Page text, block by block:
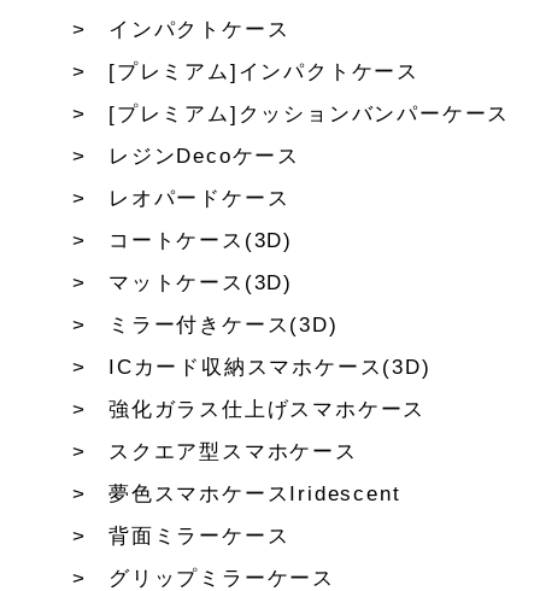
インパクトケース
[プレミアム]インパクトケース
[プレミアム]クッションバンパーケース
レジンDecoケース
レオパードケース
コートケース(3D)
マットケース(3D)
ミラー付きケース(3D)
ICカード収納スマホケース(3D)
強化ガラス仕上げスマホケース
スクエア型スマホケース
夢色スマホケースIridescent
背面ミラーケース
グリップミラーケース